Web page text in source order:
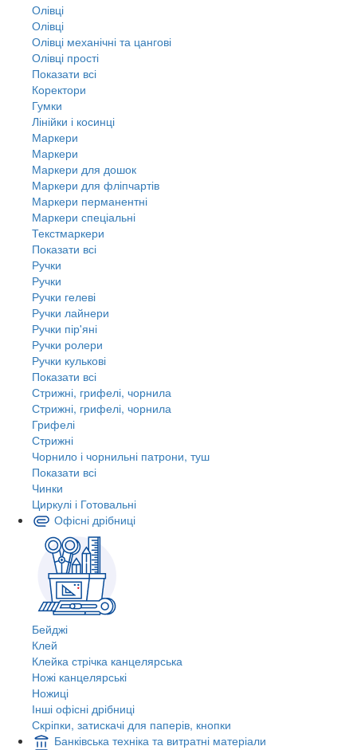
Олівці
Олівці
Олівці механічні та цангові
Олівці прості
Показати всі
Коректори
Гумки
Лінійки і косинці
Маркери
Маркери
Маркери для дошок
Маркери для фліпчартів
Маркери перманентні
Маркери спеціальні
Текстмаркери
Показати всі
Ручки
Ручки
Ручки гелеві
Ручки лайнери
Ручки пір'яні
Ручки ролери
Ручки кулькові
Показати всі
Стрижні, грифелі, чорнила
Стрижні, грифелі, чорнила
Грифелі
Стрижні
Чорнило і чорнильні патрони, туш
Показати всі
Чинки
Циркулі і Готовальні
Офісні дрібниці
Бейджі
Клей
Клейка стрічка канцелярська
Ножі канцелярські
Ножиці
Інші офісні дрібниці
Скріпки, затискачі для паперів, кнопки
Банківська техніка та витратні матеріали